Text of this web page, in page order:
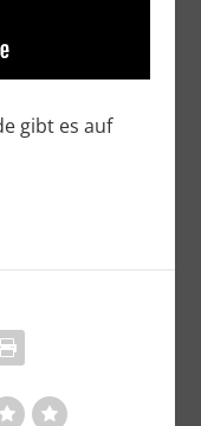
gibt es auf